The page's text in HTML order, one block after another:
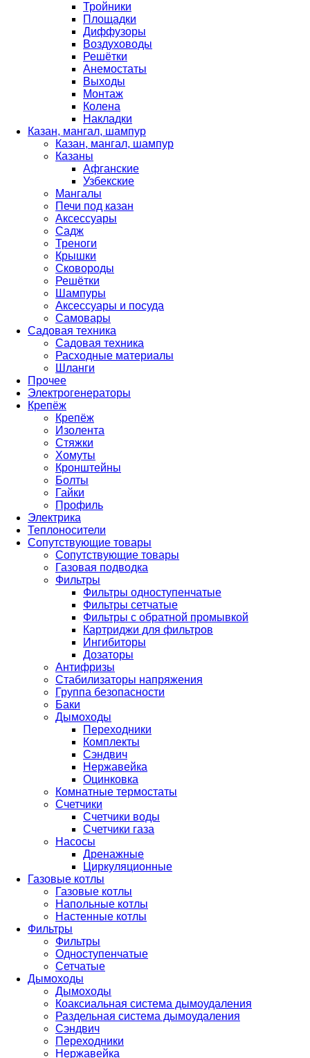
Тройники
Площадки
Диффузоры
Воздуховоды
Решётки
Анемостаты
Выходы
Монтаж
Колена
Накладки
Казан, мангал, шампур
Казан, мангал, шампур
Казаны
Афганские
Узбекские
Мангалы
Печи под казан
Аксессуары
Садж
Треноги
Крышки
Сковороды
Решётки
Шампуры
Аксессуары и посуда
Самовары
Садовая техника
Садовая техника
Расходные материалы
Шланги
Прочее
Электрогенераторы
Крепёж
Крепёж
Изолента
Стяжки
Хомуты
Кронштейны
Болты
Гайки
Профиль
Электрика
Теплоносители
Сопутствующие товары
Сопутствующие товары
Газовая подводка
Фильтры
Фильтры одноступенчатые
Фильтры сетчатые
Фильтры с обратной промывкой
Картриджи для фильтров
Ингибиторы
Дозаторы
Антифризы
Стабилизаторы напряжения
Группа безопасности
Баки
Дымоходы
Переходники
Комплекты
Сэндвич
Нержавейка
Оцинковка
Комнатные термостаты
Счетчики
Счетчики воды
Счетчики газа
Насосы
Дренажные
Циркуляционные
Газовые котлы
Газовые котлы
Напольные котлы
Настенные котлы
Фильтры
Фильтры
Одноступенчатые
Сетчатые
Дымоходы
Дымоходы
Коаксиальная система дымоудаления
Раздельная система дымоудаления
Сэндвич
Переходники
Нержавейка